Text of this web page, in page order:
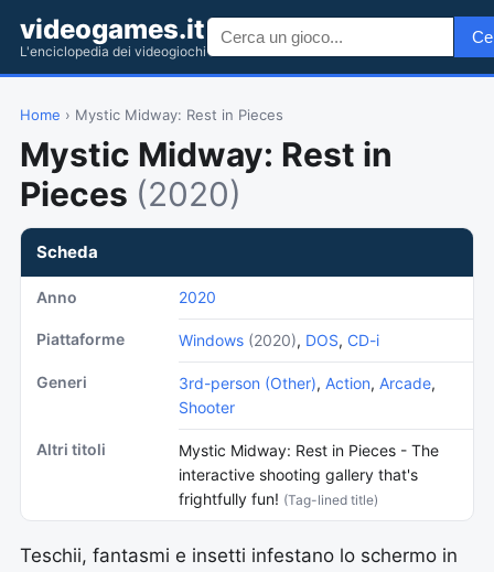
videogames.it
L'enciclopedia dei videogiochi
Home › Mystic Midway: Rest in Pieces
Mystic Midway: Rest in
Pieces (2020)
Scheda
Anno 2020
Piattaforme Windows (2020), DOS, CD-i
Generi 3rd-person (Other), Action, Arcade,
Shooter
Altri titoli
Mystic Midway: Rest in Pieces - The
interactive shooting gallery that's
frightfully fun! (Tag-lined title)
Teschii, fantasmi e insetti infestano lo schermo in